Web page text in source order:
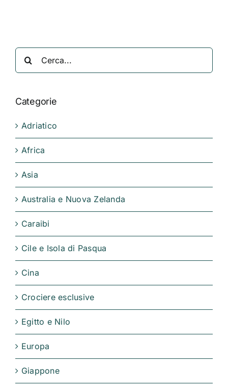
Categorie
Adriatico
Africa
Asia
Australia e Nuova Zelanda
Caraibi
Cile e Isola di Pasqua
Cina
Crociere esclusive
Egitto e Nilo
Europa
Giappone